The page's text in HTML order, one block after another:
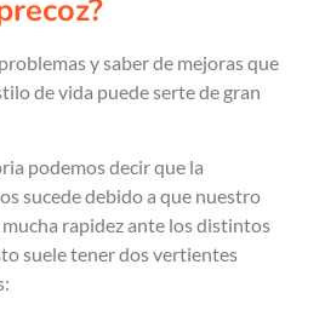
y saber de mejoras que
de vida puede serte de gran
podemos decir que la
sucede debido a que nuestro
rapidez ante los distintos
suele tener dos vertientes